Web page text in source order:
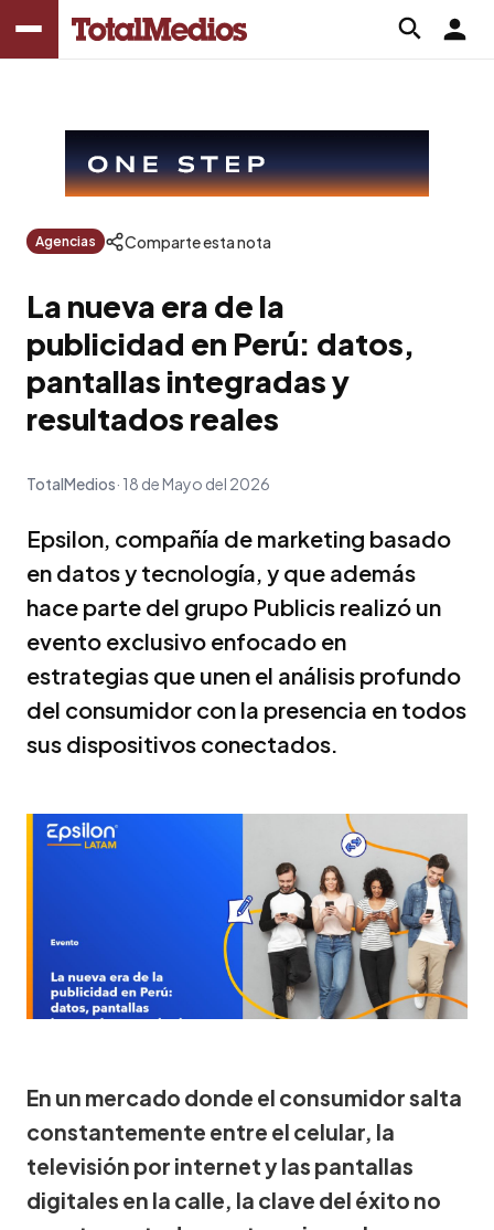
Agencias Comparte esta nota
La nueva era de la
publicidad en Perú: datos,
pantallas integradas y
resultados reales
TotalMedios 18 de Mayo del 2026
Epsilon, compañía de marketing basado
en datos y tecnología, y que además
hace parte del grupo Publicis realizó un
evento exclusivo enfocado en
estrategias que unen el análisis profundo
del consumidor con la presencia en todos
sus dispositivos conectados.
En un mercado donde el consumidor salta
constantemente entre el celular, la
televisión por internet y las pantallas
digitales en la calle, la clave del éxito no